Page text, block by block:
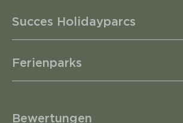
Succes Holidayparcs
Ferienparks
Bewertungen